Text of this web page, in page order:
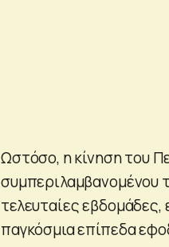
Ωστόσο, η κίνηση του
συμπεριλαμβανομένου
τελευταίες
παγκόσμια επίπεδα